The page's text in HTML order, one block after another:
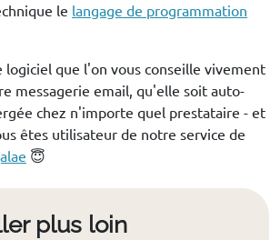
le langage de programmation
logiciel que l'on vous conseille vivement
messagerie email, qu'elle soit auto-
chez n'importe quel prestataire - et
êtes utilisateur de notre service de
😇
plus loin